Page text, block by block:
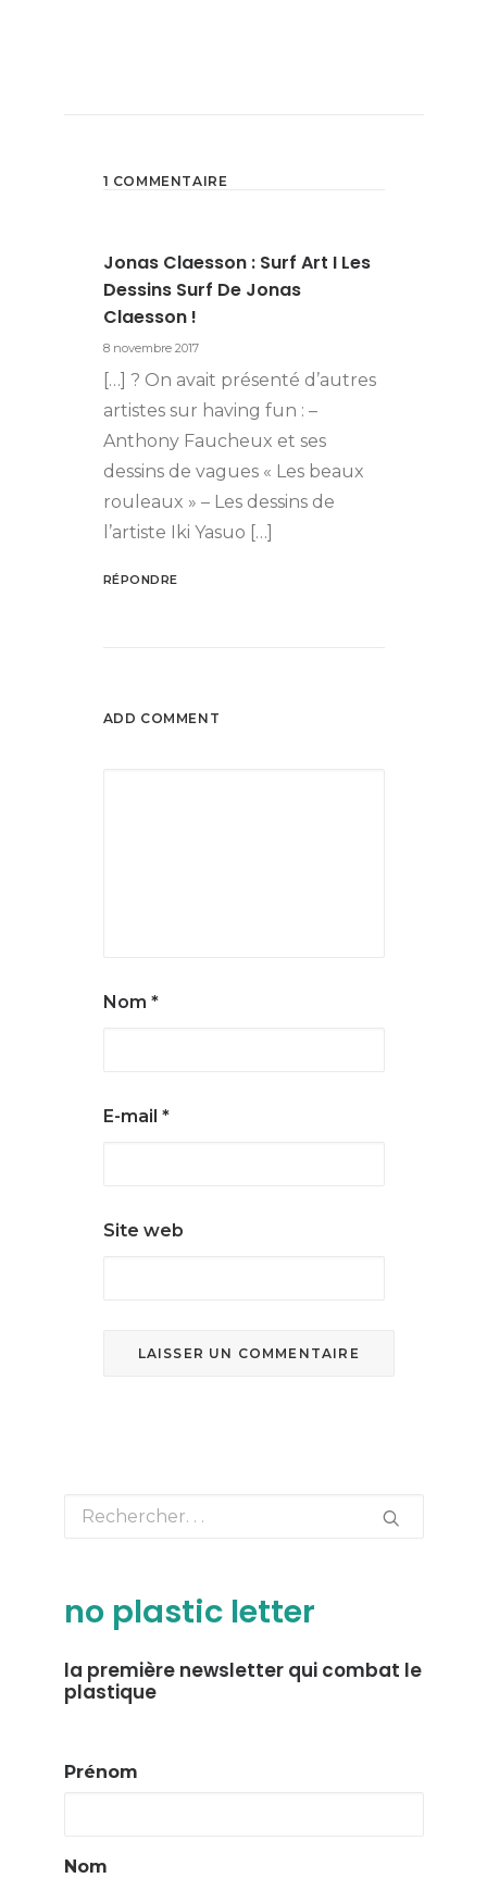
1 COMMENTAIRE
Jonas Claesson : Surf Art I Les
Dessins Surf De Jonas
Claesson !
8 novembre 2017
[…] ? On avait présenté d’autres
artistes sur having fun : –
Anthony Faucheux et ses
dessins de vagues « Les beaux
rouleaux » – Les dessins de
l’artiste Iki Yasuo […]
RÉPONDRE
ADD COMMENT
Nom *
E-mail *
Site web
no plastic letter
la première newsletter qui combat le
plastique
Prénom
Nom